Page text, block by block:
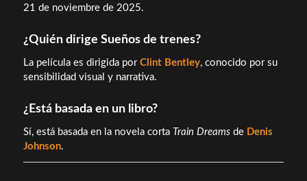
21 de noviembre de 2025.
¿Quién dirige Sueños de trenes?
La película es dirigida por Clint Bentley, conocido por su
sensibilidad visual y narrativa.
¿Está basada en un libro?
Sí, está basada en la novela corta Train Dreamsde Denis
Johnson.